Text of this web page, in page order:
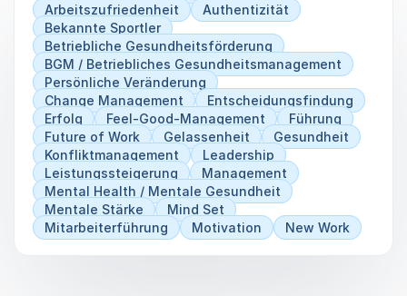
Arbeitszufriedenheit
Authentizität
Bekannte Sportler
Betriebliche Gesundheitsförderung
BGM / Betriebliches Gesundheitsmanagement
Persönliche Veränderung
Change Management
Entscheidungsfindung
Erfolg
Feel-Good-Management
Führung
Future of Work
Gelassenheit
Gesundheit
Konfliktmanagement
Leadership
Leistungssteigerung
Management
Mental Health / Mentale Gesundheit
Mentale Stärke
Mind Set
Mitarbeiterführung
Motivation New Work